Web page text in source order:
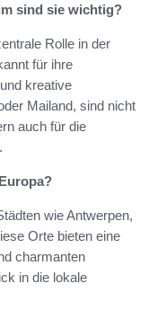
sind sie wichtig?
Rolle in der
für ihre
kreative
Mailand, sind nicht
auch für die
wie Antwerpen,
Orte bieten eine
charmanten
in die lokale